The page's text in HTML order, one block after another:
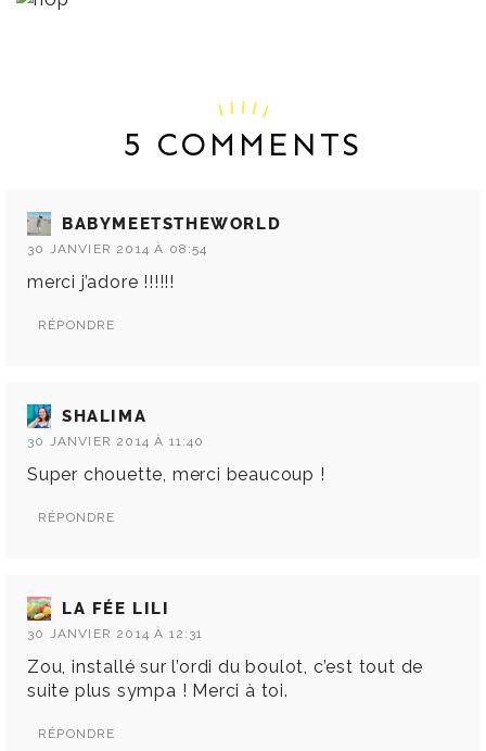
5 COMMENTS
BABYMEETSTHEWORLD
30 JANVIER 2014 À 08:54
merci j’adore !!!!!!
RÉPONDRE
SHALIMA
30 JANVIER 2014 À 11:40
Super chouette, merci beaucoup !
RÉPONDRE
LA FÉE LILI
30 JANVIER 2014 À 12:31
Zou, installé sur l’ordi du boulot, c’est tout de
suite plus sympa ! Merci à toi.
RÉPONDRE